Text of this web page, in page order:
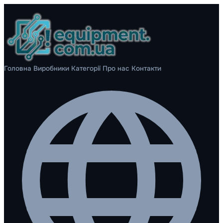
Головна Виробники Категорії Про нас Контакти